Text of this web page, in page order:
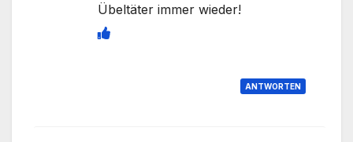
Übeltäter immer wieder!
ANTWORTEN